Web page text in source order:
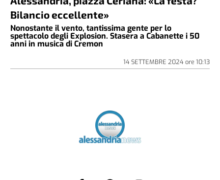
Bilancio eccellente»
Nonostante il vento, tantissima gente per lo
spettacolo degli Explosion. Stasera a Cabanette i 50
anni in musica di Cremon
14 SETTEMBRE 2024ore 10:13